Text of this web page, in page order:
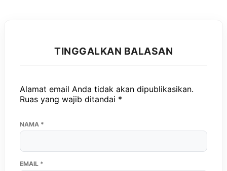
TINGGALKAN BALASAN
Alamat email Anda tidak akan dipublikasikan.
Ruas yang wajib ditandai *
NAMA *
EMAIL *